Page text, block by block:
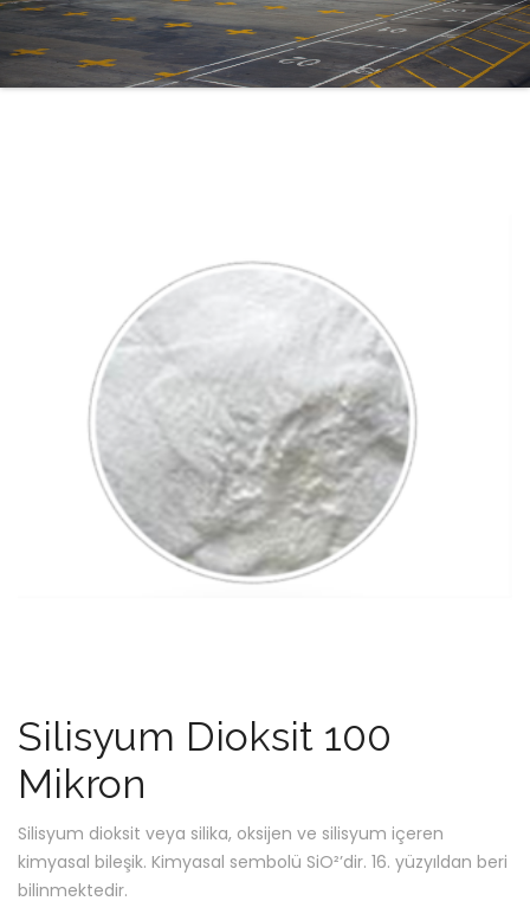
Silisyum Dioksit 100
Mikron
Silisyum dioksit veya silika, oksijen ve silisyum içeren
kimyasal bileşik. Kimyasal sembolü SiO²’dir. 16. yüzyıldan beri
bilinmektedir.